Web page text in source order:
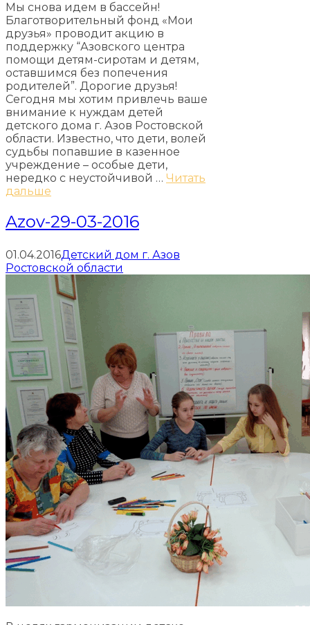
Мы снова идем в бассейн!
Благотворительный фонд «Мои
друзья» проводит акцию в
поддержку “Азовского центра
помощи детям-сиротам и детям,
оставшимся без попечения
родителей”. Дорогие друзья!
Сегодня мы хотим привлечь ваше
внимание к нуждам детей
детского дома г. Азов Ростовской
области. Известно, что дети, волей
судьбы попавшие в казенное
учреждение – особые дети,
нередко с неустойчивой … Читать
дальше
Azov-29-03-2016
01.04.2016Детский дом г. Азов
Ростовской области